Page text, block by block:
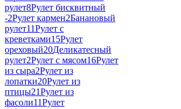
рулет8Рулет бисквитный
-2Рулет кармен2Банановый
рулет11Рулет с
креветками15Рулет
ореховый20Деликатесный
рулет2Рулет с мясом16Рулет
из сыра2Рулет из
лопатки20Рулет из
птицы21Рулет из
фасоли11Рулет